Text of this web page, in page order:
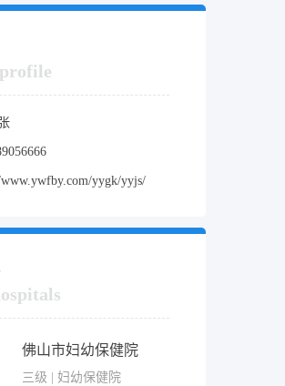
yygk/yyjs/
佛山市妇幼保健院
三级 | 妇幼保健院